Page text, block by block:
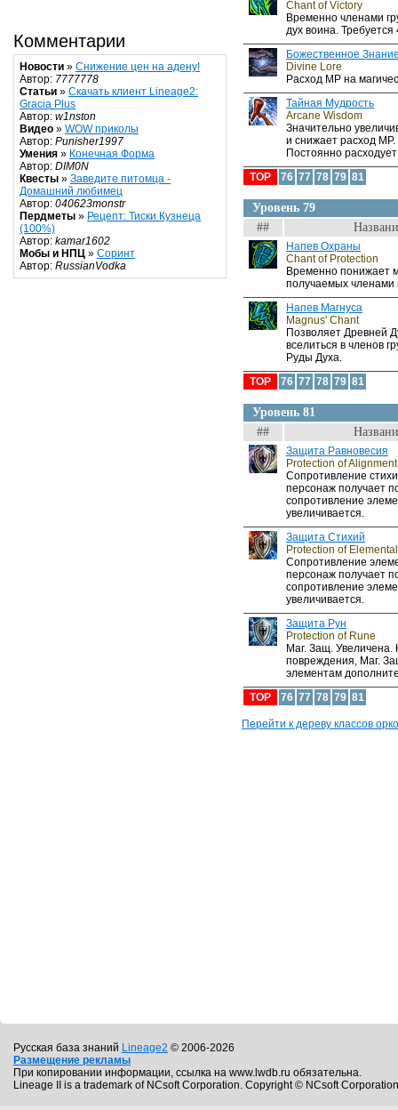
Комментарии
Новости » Снижение цен на адену!
Автор: 7777778
Статьи » Скачать клиент Lineage2:
Gracia Plus
Автор: w1nston
Видео » WOW приколы
Автор: Punisher1997
Умения » Конечная Форма
Автор: DIM0N
Квесты » Заведите питомца -
Домашний любимец
Автор: 040623monstr
Пердметы » Рецепт: Тиски Кузнеца
(100%)
Автор: kamar1602
Мобы и НПЦ » Соринт
Автор: RussianVodka
Chant of Victory
Временно членами
дух воина.
Божественное
Divine Lore
Расход MP на
Тайная Мудрость
Arcane Wisdom
Значительно
и снижает расход
Постоянно расходует
TOP
76 77 78 79 81
Уровень 79
##
Напев Охраны
Chant of Protection
Временно понижает
получаемых членами
Напев Магнуса
Magnus' Chant
Позволяет Древней
вселиться в членов
Руды Духа.
TOP
76 77 78 79 81
Уровень 81
##
Защита Равновесия
Protection of Alignment
Сопротивление
персонаж получает
сопротивление
увеличивается.
Защита Стихий
Protection of Elemental
Сопротивление
персонаж получает
сопротивление
увеличивается.
Защита Рун
Protection of Rune
Маг. Защ. Увеличена.
повреждения, Маг.
элементам
TOP
76 77 78 79 81
Перейти к дереву классов
Русская база знаний Lineage2 © 2006-2026
Размещение рекламы
При копировании информации, ссылка на www.lwdb.ru обязательна.
Lineage II is a trademark of NCsoft Corporation. Copyright © NCsoft